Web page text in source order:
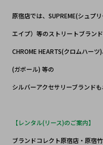
原宿店では、SUPREME(シュプ
エイプ）等のストリートブラン
CHROME HEARTS(クロムハー
(ガボール) 等の
シルバーアクセサリーブランド
【レンタル(リース)のご案内】
ブランドコレクト原宿店・原宿竹